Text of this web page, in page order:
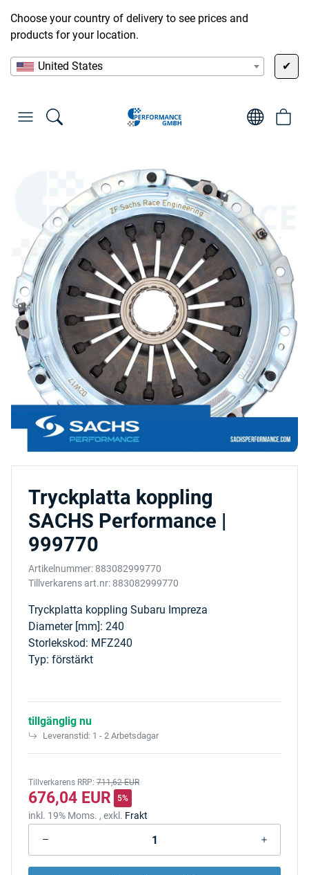
Choose your country of delivery to see prices and
products for your location.
United States ✔
Tryckplatta koppling
SACHS Performance |
999770
Artikelnummer: 883082999770
Tillverkarens art.nr: 883082999770
Tryckplatta koppling Subaru Impreza
Diameter [mm]: 240
Storlekskod: MFZ240
Typ: förstärkt
tillgänglig nu
Leveranstid: 1 - 2 Arbetsdagar
Tillverkarens RRP: 711,62 EUR
676,04 EUR 5%
inkl. 19% Moms. , exkl. Frakt